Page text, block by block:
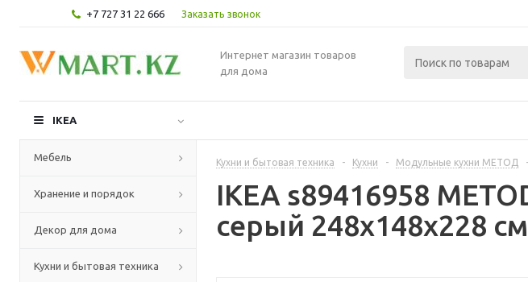
+7 727 31 22 666 Заказать звонок
Интернет магазин товаров
для дома
IKEA
Мебель
Хранение и порядок
Декор для дома
Кухни и бытовая техника
Кухни и бытовая техника - Кухни - Модульные кухни МЕТОД -
IKEA s89416958
серый 248x148x228 см